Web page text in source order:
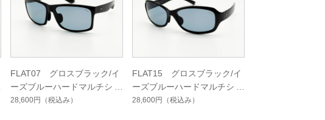
FLAT07 グロスブラック/イ
ーズブルーハードマルチシン
グルコート
28,600円 （税込み）
FLAT15 グロスブラック/イ
ーズブルーハードマルチシン
グルコート
28,600円 （税込み）